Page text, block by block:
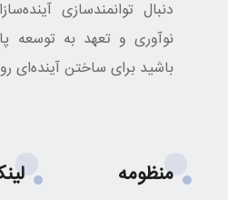
دنبال توانمندسازی
نوآوری و تعهد به توسعه
باشید برای ساختن آینده‌ای
منظومه